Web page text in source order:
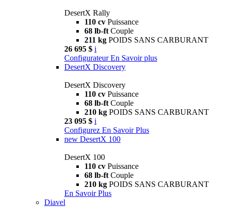
DesertX Rally
110 cv Puissance
68 lb-ft Couple
211 kg POIDS SANS CARBURANT
26 695 $ i
Configurateur En Savoir plus
DesertX Discovery
DesertX Discovery
110 cv Puissance
68 lb-ft Couple
210 kg POIDS SANS CARBURANT
23 095 $ i
Configurez En Savoir Plus
new DesertX 100
DesertX 100
110 cv Puissance
68 lb-ft Couple
210 kg POIDS SANS CARBURANT
En Savoir Plus
Diavel